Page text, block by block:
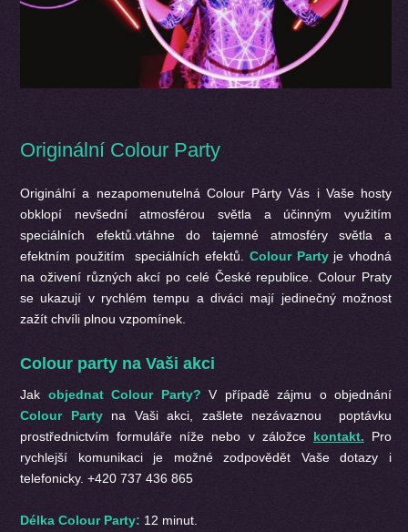
Originální Colour Party
Originální a nezapomenutelná Colour Párty Vás i Vaše hosty
obklopí nevšední atmosférou světla a účinným využitím
speciálních efektů.vtáhne do tajemné atmosféry světla a
efektním použitím speciálních efektů. Colour Partyje vhodná
na oživení různých akcí po celé České republice. Colour Praty
se ukazují v rychlém tempu a diváci mají jedinečný možnost
zažít chvíli plnou vzpomínek.
Colour party na Vaši akci
Jak objednat Colour Party? V případě zájmu o objednání
Colour Partyna Vaši akci, zašlete nezávaznou poptávku
prostřednictvím formuláře níže nebo v záložce kontakt. Pro
rychlejší komunikaci je možné zodpovědět Vaše dotazy i
telefonicky. +420 737 436 865
Délka Colour Party: 12 minut.